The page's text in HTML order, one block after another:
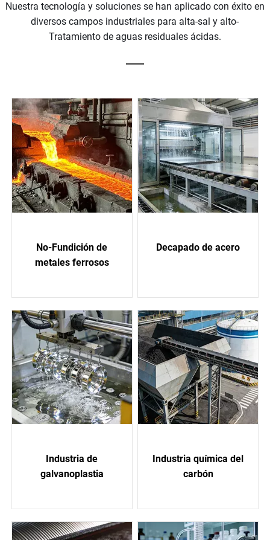
Nuestra tecnología y soluciones se han aplicado con éxito en
diversos campos industriales para alta-sal y alto-
Tratamiento de aguas residuales ácidas.
No-Fundición de
metales ferrosos
Decapado de acero
Industria de
galvanoplastia
Industria química del
carbón